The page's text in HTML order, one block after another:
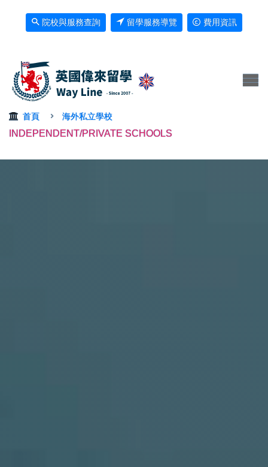
院校與服務查詢 留學服務導覽 費用資訊
首頁 海外私立學校
INDEPENDENT/PRIVATE SCHOOLS